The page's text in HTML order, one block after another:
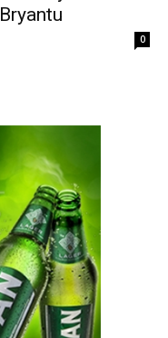
0